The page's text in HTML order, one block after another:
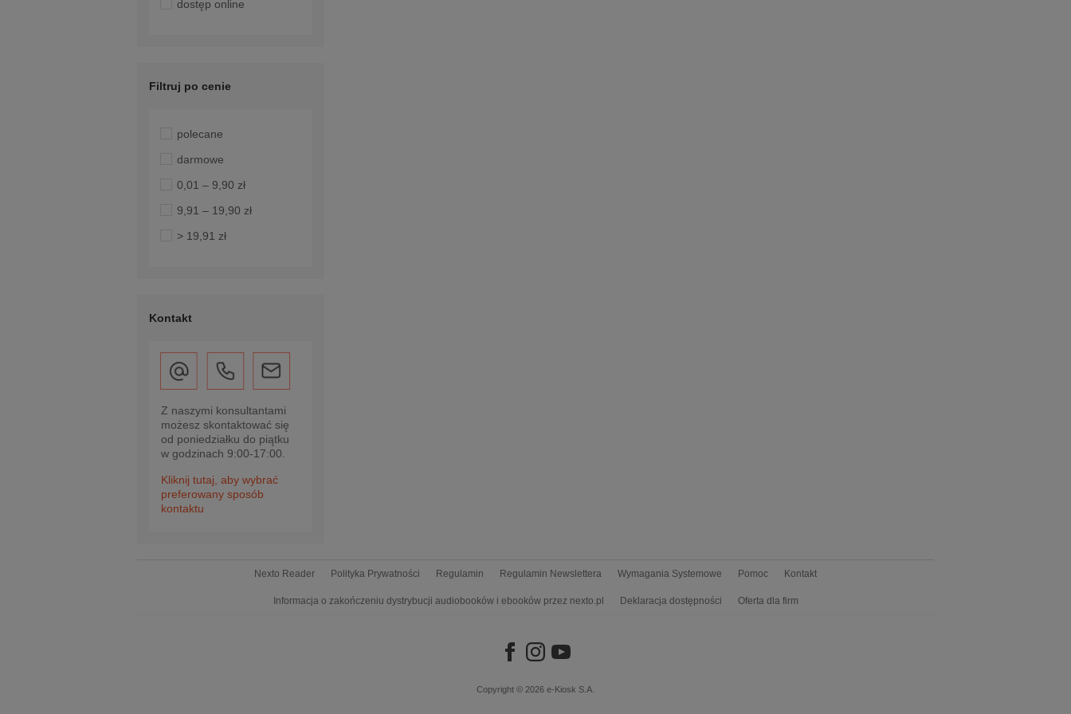
dostęp online
Filtruj po cenie
polecane
darmowe
0,01 – 9,90 zł
9,91 – 19,90 zł
> 19,91 zł
Kontakt
Z naszymi konsultantami
możesz skontaktować się
od poniedziałku do piątku
w godzinach 9:00-17:00.
Kliknij tutaj, aby wybrać
preferowany sposób
kontaktu
Nexto Reader Polityka Prywatności Regulamin Regulamin Newslettera Wymagania Systemowe Pomoc Kontakt
Informacja o zakończeniu dystrybucji audiobooków i ebooków przez nexto.pl Deklaracja dostępności Oferta dla firm
Copyright © 2026 e-Kiosk S.A.